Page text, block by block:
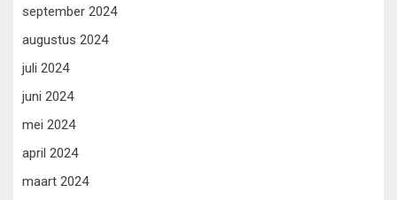
september 2024
augustus 2024
juli 2024
juni 2024
mei 2024
april 2024
maart 2024